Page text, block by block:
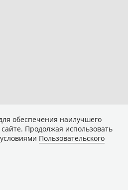
обеспечения наилучшего
Продолжая использовать
Пользовательского